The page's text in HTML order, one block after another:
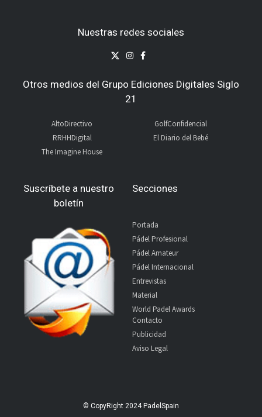
Nuestras redes sociales
Otros medios del Grupo Ediciones Digitales Siglo
21
AltoDirectivo
RRHHDigital
The Imagine House
GolfConfidencial
El Diario del Bebé
Suscríbete a nuestro
boletín
Secciones
Portada
Pádel Profesional
Pádel Amateur
Pádel Internacional
Entrevistas
Material
World Padel Awards
Contacto
Publicidad
Aviso Legal
© CopyRight 2024 PadelSpain